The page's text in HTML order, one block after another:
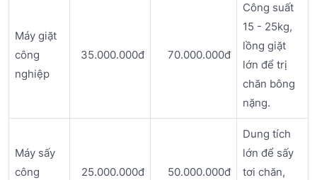
Máy giặt
công
nghiệp
35.000.000đ 70.000.000đ
Công suất
15 - 25kg,
lồng giặt
lớn để trị
chăn bông
nặng.
Máy sấy
công
25.000.000đ 50.000.000đ
Dung tích
lớn để sấy
tơi chăn,